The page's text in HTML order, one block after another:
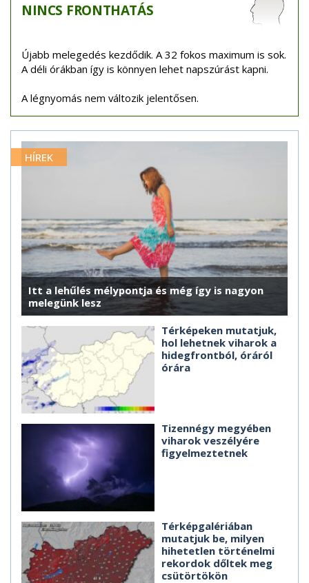
NINCS FRONTHATÁS
Újabb melegedés kezdődik. A 32 fokos maximum is sok.
A déli órákban így is könnyen lehet napszúrást kapni.
A légnyomás nem változik jelentősen.
HÍREK
Itt a lehűlés mélypontja és még így is nagyon
melegünk lesz
Térképeken mutatjuk,
hol lehetnek viharok a
hidegfrontból, óráról
órára
Tizennégy megyében
viharok veszélyére
figyelmeztetnek
Térképgalériában
mutatjuk be, milyen
hihetetlen történelmi
rekordok dőltek meg
csütörtökön